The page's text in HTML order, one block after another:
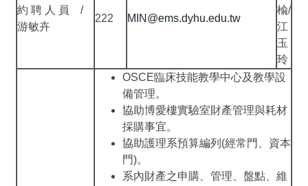
約 聘 人 員 /
游敏卉
222 MIN@ems.dyhu.edu.tw
楡/
江
玉
玲
OSCE臨床技能教學中心及教學設
備管理。
協助博愛樓實驗室財產管理與耗材
採購事宜。
協助護理系預算編列(經常門、資本
門)。
系內財產之申購、管理、盤點、維